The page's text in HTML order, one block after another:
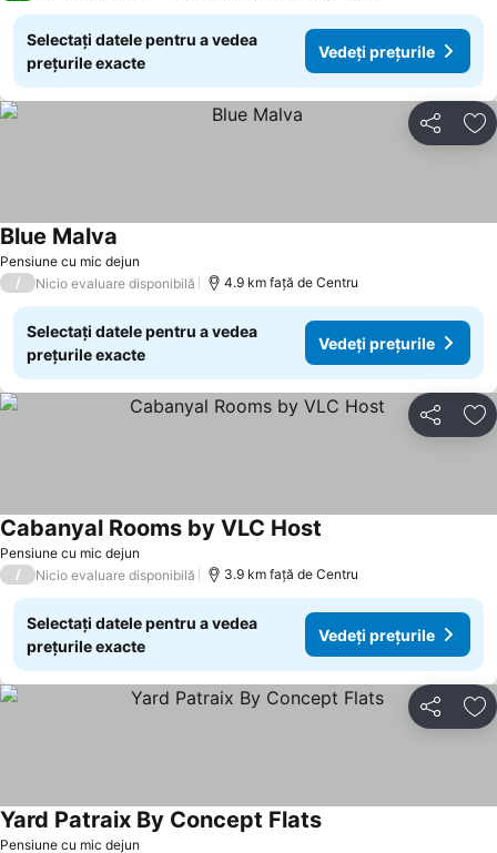
Selectați datele pentru a vedea
prețurile exacte
Vedeți prețurile
Distribuiți
Pensiune cu mic dejun
Blue Malva
/ Nicio evaluare disponibilă 4.9 km faţă de Centru
Selectați datele pentru a vedea
prețurile exacte
Vedeți prețurile
Distribuiți
Pensiune cu mic dejun
Cabanyal Rooms by VLC Host
/ Nicio evaluare disponibilă 3.9 km faţă de Centru
Selectați datele pentru a vedea
prețurile exacte
Vedeți prețurile
Distribuiți
Pensiune cu mic dejun
Yard Patraix By Concept FlatsVedeți prețurile